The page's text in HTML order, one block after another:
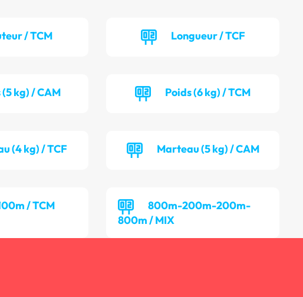
/ TCM Longueur / TCF
(5 kg) / CAM Poids (6 kg) / TCM
(4 kg) / TCF Marteau (5 kg) / CAM
/ TCM
800m-200m-200m-
800m / MIX